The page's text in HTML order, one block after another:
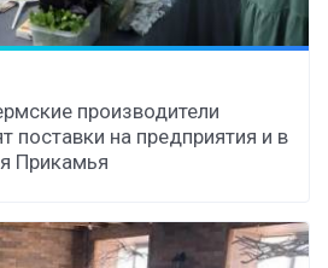
производители
поставки на предприятия и в
Прикамья